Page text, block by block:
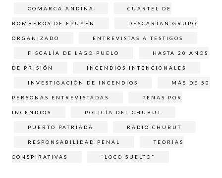
COMARCA ANDINA CUARTEL DE
BOMBEROS DE EPUYÉN DESCARTAN GRUPO
ORGANIZADO ENTREVISTAS A TESTIGOS
FISCALÍA DE LAGO PUELO HASTA 20 AÑOS
DE PRISIÓN INCENDIOS INTENCIONALES
INVESTIGACIÓN DE INCENDIOS MÁS DE 50
PERSONAS ENTREVISTADAS PENAS POR
INCENDIOS POLICÍA DEL CHUBUT
PUERTO PATRIADA RADIO CHUBUT
RESPONSABILIDAD PENAL TEORÍAS
CONSPIRATIVAS “LOCO SUELTO”